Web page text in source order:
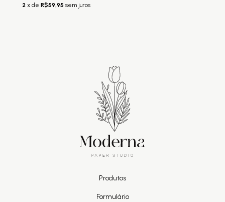
2 x de R$59,95 sem juros
Produtos
Formulário